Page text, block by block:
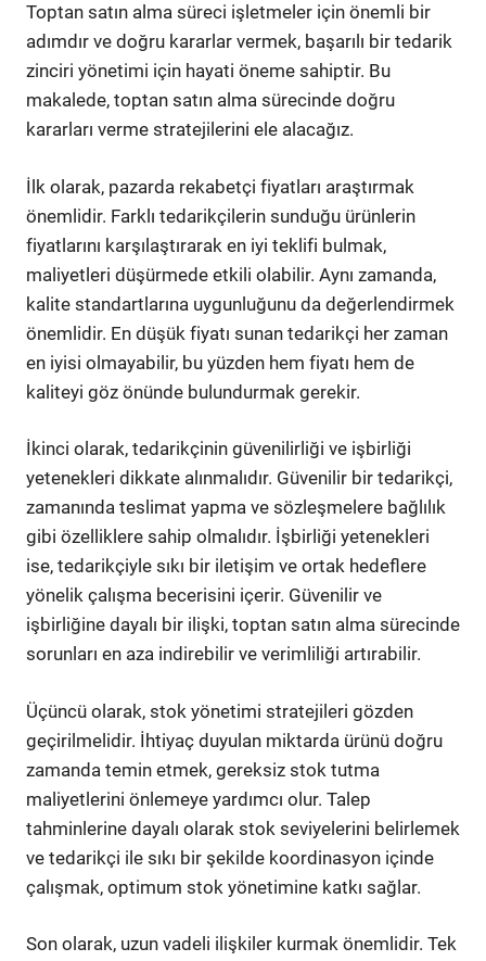
Toptan satın alma süreci işletmeler için önemli bir
adımdır ve doğru kararlar vermek, başarılı bir tedarik
zinciri yönetimi için hayati öneme sahiptir. Bu
makalede, toptan satın alma sürecinde doğru
kararları verme stratejilerini ele alacağız.
İlk olarak, pazarda rekabetçi fiyatları araştırmak
önemlidir. Farklı tedarikçilerin sunduğu ürünlerin
fiyatlarını karşılaştırarak en iyi teklifi bulmak,
maliyetleri düşürmede etkili olabilir. Aynı zamanda,
kalite standartlarına uygunluğunu da değerlendirmek
önemlidir. En düşük fiyatı sunan tedarikçi her zaman
en iyisi olmayabilir, bu yüzden hem fiyatı hem de
kaliteyi göz önünde bulundurmak gerekir.
İkinci olarak, tedarikçinin güvenilirliği ve işbirliği
yetenekleri dikkate alınmalıdır. Güvenilir bir tedarikçi,
zamanında teslimat yapma ve sözleşmelere bağlılık
gibi özelliklere sahip olmalıdır. İşbirliği yetenekleri
ise, tedarikçiyle sıkı bir iletişim ve ortak hedeflere
yönelik çalışma becerisini içerir. Güvenilir ve
işbirliğine dayalı bir ilişki, toptan satın alma sürecinde
sorunları en aza indirebilir ve verimliliği artırabilir.
Üçüncü olarak, stok yönetimi stratejileri gözden
geçirilmelidir. İhtiyaç duyulan miktarda ürünü doğru
zamanda temin etmek, gereksiz stok tutma
maliyetlerini önlemeye yardımcı olur. Talep
tahminlerine dayalı olarak stok seviyelerini belirlemek
ve tedarikçi ile sıkı bir şekilde koordinasyon içinde
çalışmak, optimum stok yönetimine katkı sağlar.
Son olarak, uzun vadeli ilişkiler kurmak önemlidir. Tek